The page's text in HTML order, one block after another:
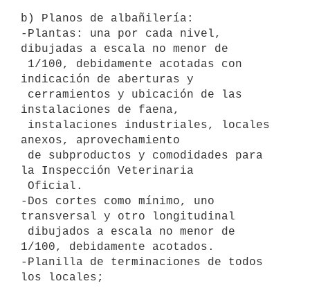
b) Planos de albañilería:
-Plantas: una por cada nivel,
dibujadas a escala no menor de
indicación de aberturas y
instalaciones de faena,
anexos, aprovechamiento
la Inspección Veterinaria
-Dos cortes como mínimo, uno
transversal y otro longitudinal
1/100, debidamente acotados.
-Planilla de terminaciones de todos
los locales;